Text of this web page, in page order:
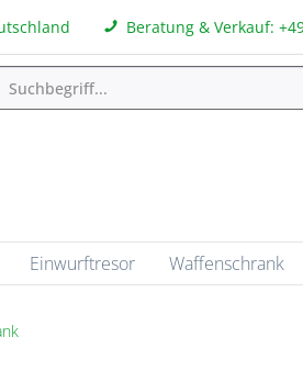
Beratung & Verkauf:
Einwurftresor Waffenschrank